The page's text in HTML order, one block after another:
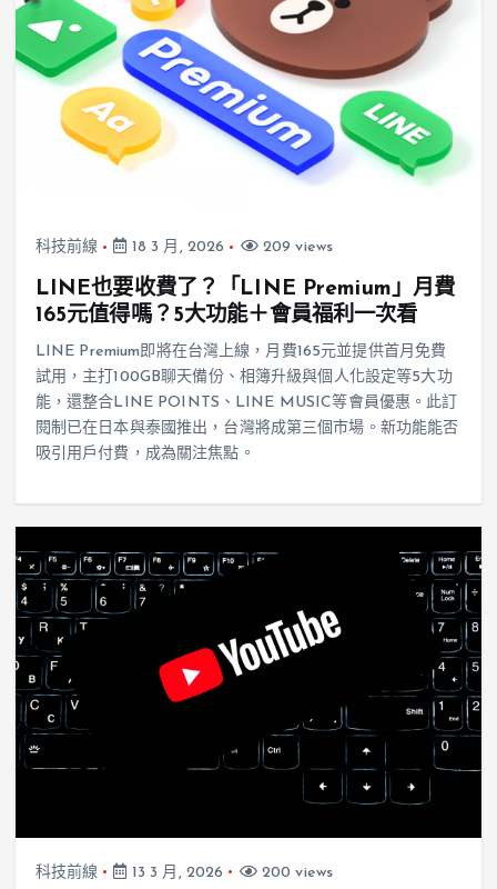
科技前線 18 3 月, 2026 209 views
LINE也要收費了？「LINE Premium」月費
165元值得嗎？5大功能＋會員福利一次看
LINE Premium即將在台灣上線，月費165元並提供首月免費
試用，主打100GB聊天備份、相簿升級與個人化設定等5大功
能，還整合LINE POINTS、LINE MUSIC等會員優惠。此訂
閱制已在日本與泰國推出，台灣將成第三個市場。新功能能否
吸引用戶付費，成為關注焦點。
科技前線 13 3 月, 2026 200 views